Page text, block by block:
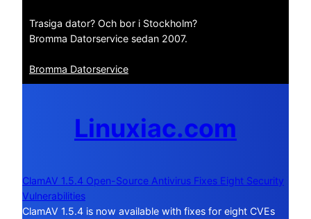
Trasiga dator? Och bor i Stockholm?
Bromma Datorservice sedan 2007.
Bromma Datorservice
Linuxiac.com
ClamAV 1.5.4 Open-Source Antivirus Fixes Eight Security
Vulnerabilities
ClamAV 1.5.4 is now available with fixes for eight CVEs